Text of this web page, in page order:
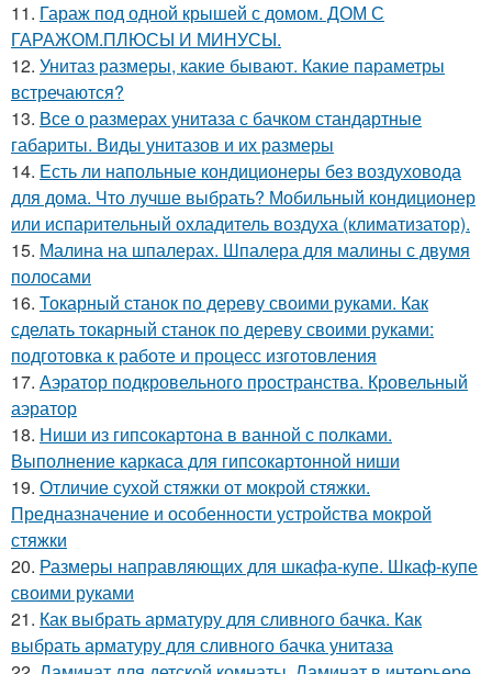
11. Гараж под одной крышей с домом. ДОМ С
ГАРАЖОМ.ПЛЮСЫ И МИНУСЫ.
12. Унитаз размеры, какие бывают. Какие параметры
встречаются?
13. Все о размерах унитаза с бачком стандартные
габариты. Виды унитазов и их размеры
14. Есть ли напольные кондиционеры без воздуховода
для дома. Что лучше выбрать? Мобильный кондиционер
или испарительный охладитель воздуха (климатизатор).
15. Малина на шпалерах. Шпалера для малины с двумя
полосами
16. Токарный станок по дереву своими руками. Как
сделать токарный станок по дереву своими руками:
подготовка к работе и процесс изготовления
17. Аэратор подкровельного пространства. Кровельный
аэратор
18. Ниши из гипсокартона в ванной с полками.
Выполнение каркаса для гипсокартонной ниши
19. Отличие сухой стяжки от мокрой стяжки.
Предназначение и особенности устройства мокрой
стяжки
20. Размеры направляющих для шкафа-купе. Шкаф-купе
своими руками
21. Как выбрать арматуру для сливного бачка. Как
выбрать арматуру для сливного бачка унитаза